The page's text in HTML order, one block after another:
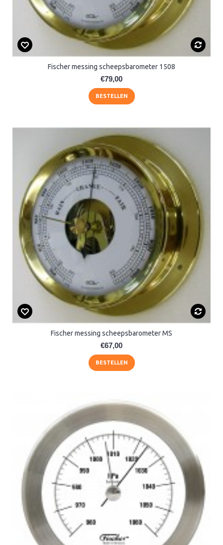
Fischer messing scheepsbarometer 1508
€79,00
BESTELLEN
Fischer messing scheepsbarometer MS
€67,00
BESTELLEN